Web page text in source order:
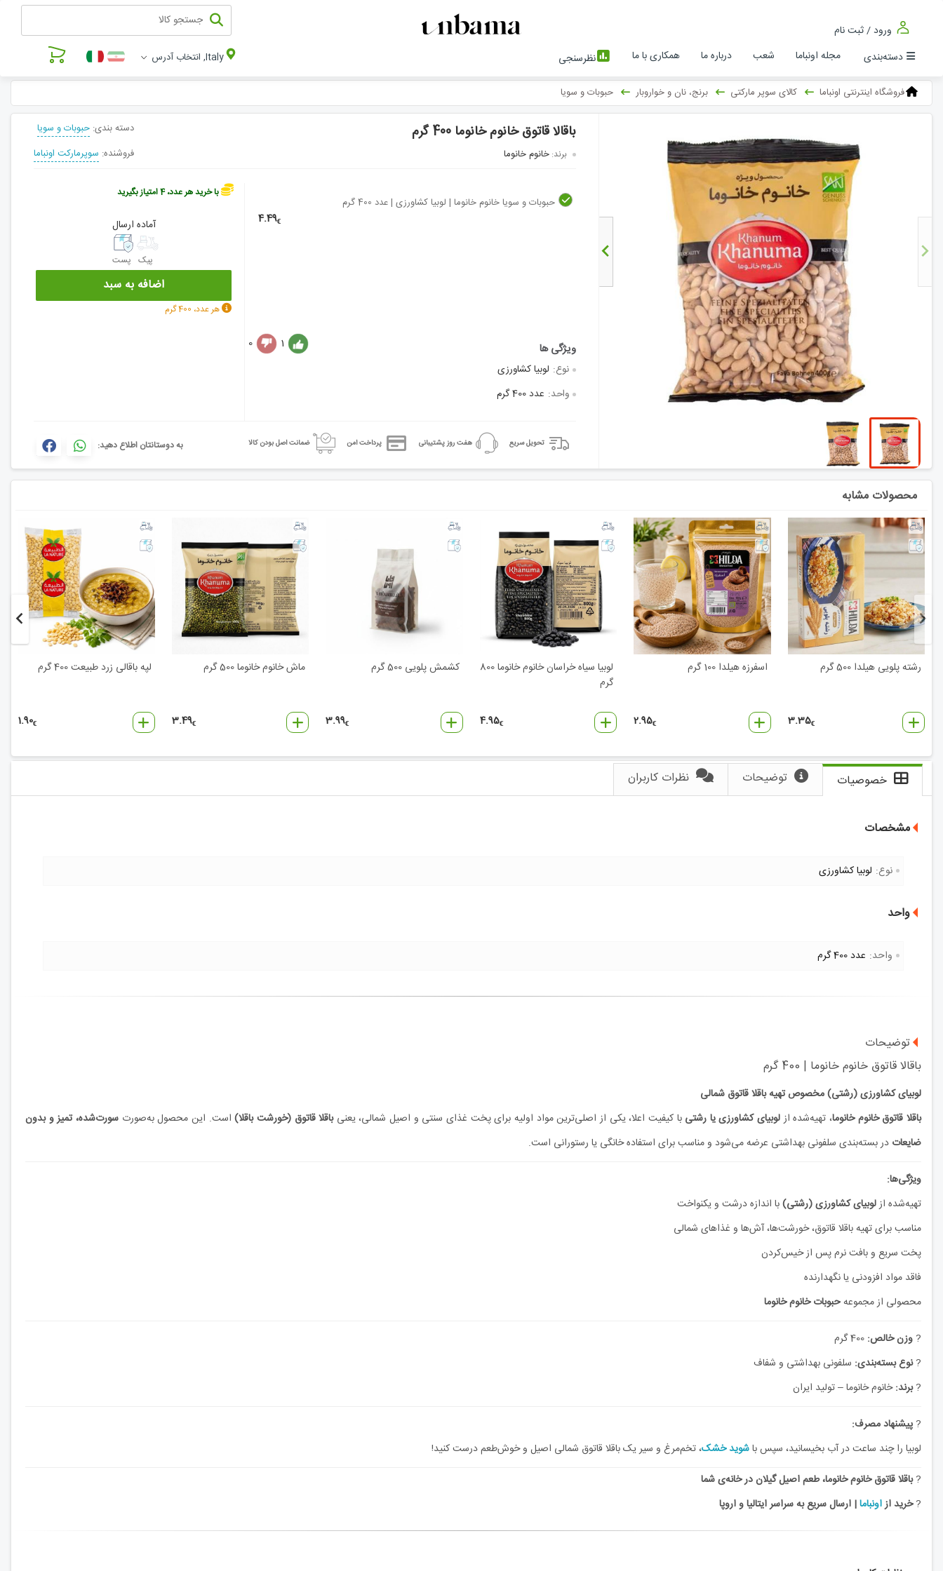
ورود / ثبت نام
دسته‌بندی
مجله اونباما شعب درباره ما همکاری با ما نظرسنجی Italy, انتخاب آدرس
فروشگاه اینترنتی اونباما کالای سوپر مارکتی برنج، نان و خواروبار حبوبات و سویا
باقالا قاتوق خانوم خانوما 400 گرم
برند:خانوم خانوما
دسته بندی: حبوبات و سویا
فروشنده: سوپرمارکت اونباما
حبوبات و سویا خانوم خانوما | لوبیا کشاورزی | عدد 400 گرم
4.49€
نوع: لوبیا کشاورزی
واحد: عدد 400 گرم
1
0
با خرید هر عدد، 4 امتیاز بگیرید
آماده ارسال
پیک پست
اضافه به سبد
هر عدد، 400 گرم
تحویل سریع هفت روز پشتیبانی پرداخت امن ضمانت اصل بودن کالا به دوستانتان اطلاع دهید:
محصولات مشابه
رشته پلویی هیلدا 500 گرم
3.35€
اسفرزه هیلدا 100 گرم
2.95€
لوبیا سیاه خراسان خانوم خانوما 800
گرم
4.95€
کشمش پلویی 500 گرم
3.99€
ماش خانوم خانوما 500 گرم
3.49€
لپه باقالی زرد طبیعت 400 گرم
1.90€
خصوصیات توضیحات نظرات کاربران
مشخصات
نوع: لوبیا کشاورزی
واحد
واحد: عدد 400 گرم
توضیحات
باقالا قاتوق خانوم خانوما | 400 گرم
لوبیای کشاورزی (رشتی) مخصوص تهیه باقلا قاتوق شمالی
باقلا قاتوق خانوم خانوما، تهیه‌شده ازلوبیای کشاورزی یا رشتی با کیفیت اعلا، یکی از اصلی‌ترین مواد اولیه برای پخت غذای سنتی و اصیل شمالی، یعنیباقلا قاتوق (خورشت باقلا)است. این محصول به‌صورتسورت‌شده، تمیز و بدون
ضایعات در بسته‌بندی سلفونی بهداشتی عرضه می‌شود و مناسب برای استفاده خانگی یا رستورانی است.
ویژگی‌ها:
تهیه‌شده ازلوبیای کشاورزی (رشتی)با اندازه درشت و یکنواخت
مناسب برای تهیه باقلا قاتوق، خورشت‌ها، آش‌ها و غذاهای شمالی
پخت سریع و بافت نرم پس از خیس‌کردن
فاقد مواد افزودنی یا نگهدارنده
محصولی از مجموعهحبوبات خانوم خانوما
? وزن خالص:
?نوع بسته‌بندی: سلفونی بهداشتی و شفاف
?برند:خانوم خانوما – تولید ایران
? پیشنهاد مصرف:
لوبیا را چند ساعت در آب بخیسانید، سپس باشوید خشک، تخم‌مرغ و سیر یک باقلا قاتوق شمالی اصیل و خوش‌طعم درست کنید!
?باقلا قاتوق خانوم خانوما، طعم اصیل گیلان در خانه‌ی شما
?خرید ازاونباما| ارسال سریع به سراسر ایتالیا و اروپا